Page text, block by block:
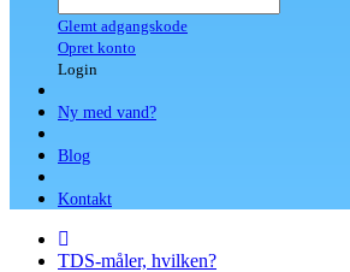
Glemt adgangskode
Opret konto
Login
Ny med vand?
Blog
Kontakt
TDS-måler, hvilken?